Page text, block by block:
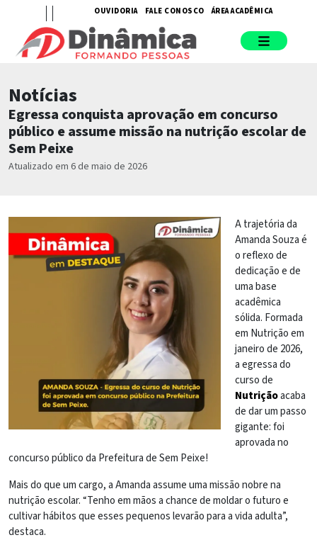
OUVIDORIA FALE CONOSCO ÁREA ACADÊMICA
Notícias
Egressa conquista aprovação em concurso
público e assume missão na nutrição escolar de
Sem Peixe
Atualizado em 6 de maio de 2026
A trajetória da
Amanda Souza é
o reflexo de
dedicação e de
uma base
acadêmica
sólida. Formada
em Nutrição em
janeiro de 2026,
a egressa do
curso de
Nutriçãoacaba
de dar um passo
gigante: foi
aprovada no
concurso público da Prefeitura de Sem Peixe!
Mais do que um cargo, a Amanda assume uma missão nobre na
nutrição escolar. “Tenho em mãos a chance de moldar o futuro e
cultivar hábitos que esses pequenos levarão para a vida adulta”,
destaca.